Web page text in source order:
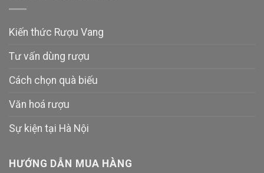
Kiến thức Rượu Vang
Tư vấn dùng rượu
Cách chọn quà biếu
Văn hoá rượu
Sự kiện tại Hà Nội
HƯỚNG DẪN MUA HÀNG